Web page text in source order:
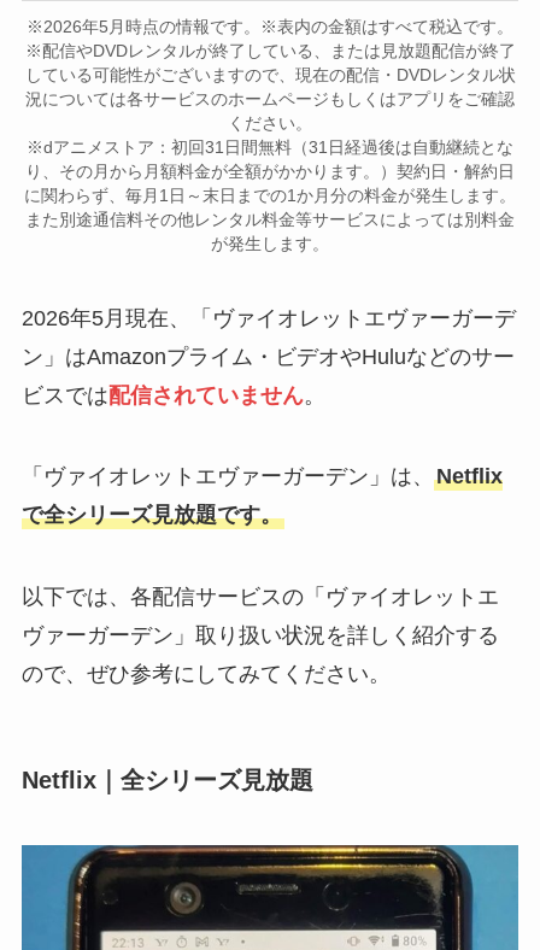
※2026年5月時点の情報です。※表内の金額はすべて税込です。
※配信やDVDレンタルが終了している、または見放題配信が終了
している可能性がございますので、現在の配信・DVDレンタル状
況については各サービスのホームページもしくはアプリをご確認
ください。
※dアニメストア：初回31日間無料（31日経過後は自動継続とな
り、その月から月額料金が全額がかかります。）契約日・解約日
に関わらず、毎月1日～末日までの1か月分の料金が発生します。
また別途通信料その他レンタル料金等サービスによっては別料金
が発生します。
2026年5月現在、「ヴァイオレットエヴァーガーデ
ン」はAmazonプライム・ビデオやHuluなどのサー
ビスでは配信されていません。
「ヴァイオレットエヴァーガーデン」は、 Netflix
で全シリーズ見放題です。
以下では、各配信サービスの「ヴァイオレットエ
ヴァーガーデン」取り扱い状況を詳しく紹介する
ので、ぜひ参考にしてみてください。
Netflix｜全シリーズ見放題